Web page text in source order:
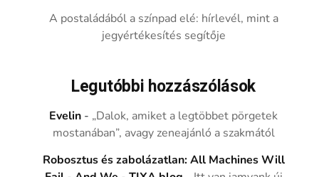
A postaládából a színpad elé: hírlevél, mint a
jegyértékesítés segítője
Legutóbbi hozzászólások
Evelin - „Dalok, amiket a legtöbbet pörgetek
mostanában”, avagy zeneajánló a szakmától
Robosztus és zabolázatlan: All Machines Will